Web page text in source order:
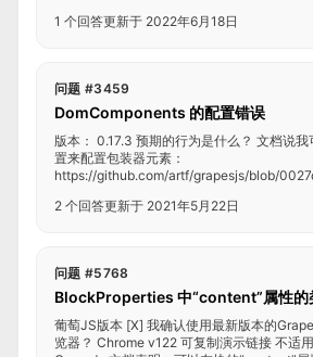
1 个回答更新于 2022年6月18日
问题 #3459
DomComponents 的配置错误
版本： 0.17.3 预期的行为是什么？ 文档说
置来配置包装器元素：
https://github.com/artf/grapesjs/blob/
2 个回答更新于 2021年5月22日
问题 #5768
BlockProperties 中“content”属性的
葡萄JS版本 [X] 我确认使用最新版本的
览器？ Chrome v122 可复制演示链接 不适